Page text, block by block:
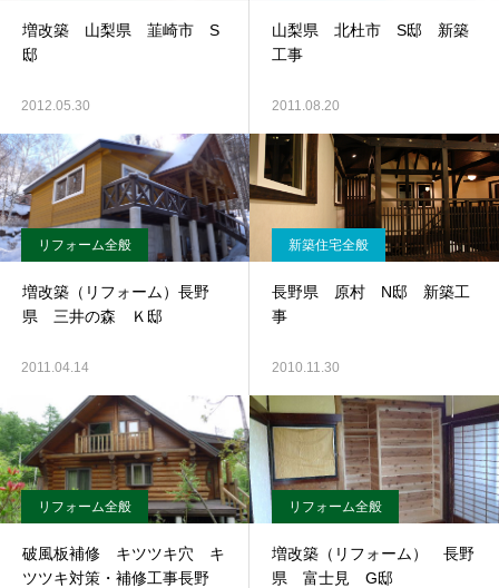
増改築 山梨県 韮崎市 S
邸
2012.05.30
山梨県 北杜市 S邸 新築
工事
2011.08.20
リフォーム全般
増改築（リフォーム）長野
県 三井の森 Ｋ邸
2011.04.14
新築住宅全般
長野県 原村 N邸 新築工
事
2010.11.30
リフォーム全般
破風板補修 キツツキ穴 キ
ツツキ対策・補修工事長野
リフォーム全般
増改築（リフォーム） 長野
県 富士見 G邸